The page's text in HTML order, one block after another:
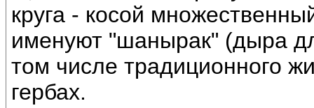
круга - косой
именуют "шанырак" (дыра
том числе традиционного
гербах.